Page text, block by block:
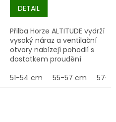
XXL XXXL
DETAIL
Přilba Horze ALTITUDE vydrží
vysoký náraz a ventilační
otvory nabízejí pohodlí s
dostatkem proudění
hlavu chladnou. Lesklé
vložky na vnějším skořápce
51-54 cm 55-57 cm 57-